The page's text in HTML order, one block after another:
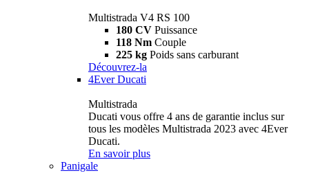
Multistrada V4 RS 100
180 CV Puissance
118 Nm Couple
225 kg Poids sans carburant
Découvrez-la
4Ever Ducati
Multistrada
Ducati vous offre 4 ans de garantie inclus sur
tous les modèles Multistrada 2023 avec 4Ever
Ducati.
En savoir plus
Panigale